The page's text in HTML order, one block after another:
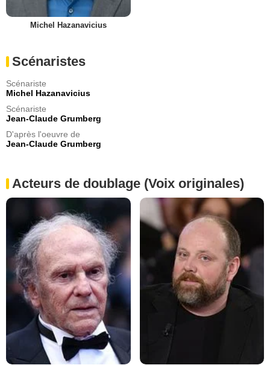
Michel Hazanavicius
Scénaristes
Scénariste
Michel Hazanavicius
Scénariste
Jean-Claude Grumberg
D'après l'oeuvre de
Jean-Claude Grumberg
Acteurs de doublage (Voix originales)